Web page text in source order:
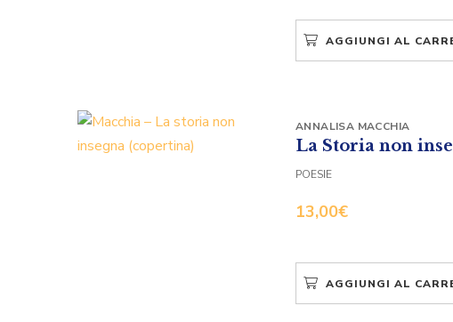
AGGIUNGI AL
La Storia non
13,00€
ANNALISA MACCHIA
POESIE
AGGIUNGI AL